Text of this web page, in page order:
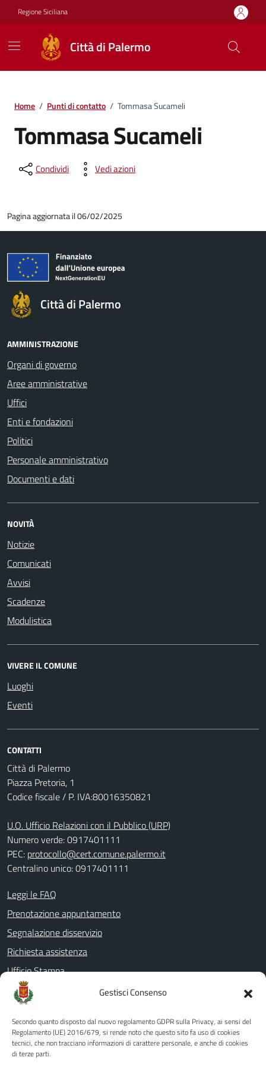
Gestisci Consenso
Secondo quanto disposto dal nuovo regolamento GDPR sulla Privacy, ai sensi del
Regolamento (UE) 2016/679, si rende noto che questo sito fa uso di cookies
tecnici, che non tracciano informazioni di carattere personale, e anche di cookies
di terze parti.
Vai ai contenuti
Vai al footer
Regione Siciliana
Città di Palermo
Home / Punti di contatto / Tommasa Sucameli
Tommasa Sucameli
Condividi Vedi azioni
Pagina aggiornata il 06/02/2025
Città di Palermo
AMMINISTRAZIONE
Organi di governo
Aree amministrative
Uffici
Enti e fondazioni
Politici
Personale amministrativo
Documenti e dati
NOVITÀ
Notizie
Comunicati
Avvisi
Scadenze
Modulistica
VIVERE IL COMUNE
Luoghi
Eventi
CONTATTI
Città di Palermo
Piazza Pretoria, 1
Codice fiscale / P. IVA:80016350821
U.O. Ufficio Relazioni con il Pubblico (URP)
Numero verde: 0917401111
PEC: protocollo@cert.comune.palermo.it
Centralino unico: 0917401111
Leggi le FAQ
Prenotazione appuntamento
Segnalazione disservizio
Richiesta assistenza
Ufficio Stampa
Amministrazione Trasparente
Albo pretorio
Informativa privacy
Note legali